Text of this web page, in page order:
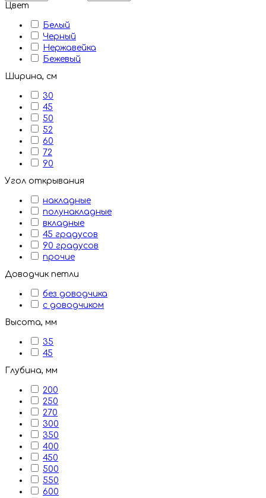
Цвет
Белый
Черный
Нержавейка
Бежевый
Ширина, см
30
45
50
52
60
72
90
Угол открывания
накладные
полунакладные
вкладные
45 градусов
90 градусов
прочие
Доводчик петли
без доводчика
с доводчиком
Высота, мм
35
45
Глубина, мм
200
250
270
300
350
400
450
500
550
600